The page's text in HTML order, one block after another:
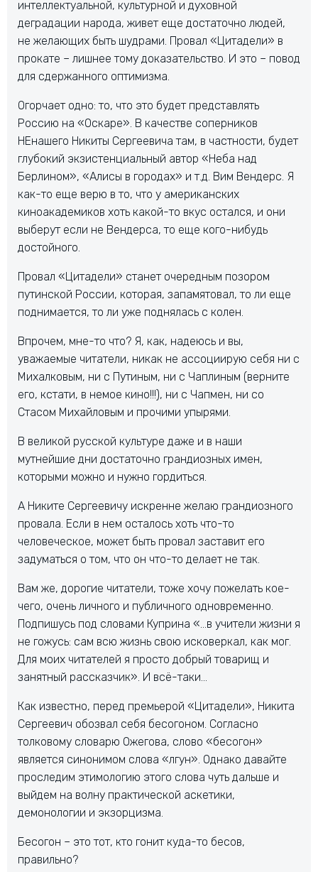
интеллектуальной, культурной и духовной
деградации народа, живет еще достаточно людей,
не желающих быть шудрами. Провал «Цитадели» в
прокате – лишнее тому доказательство. И это – повод
для сдержанного оптимизма.
Огорчает одно: то, что это будет представлять
Россию на «Оскаре». В качестве соперников
НЕнашего Никиты Сергеевича там, в частности, будет
глубокий экзистенциальный автор «Неба над
Берлином», «Алисы в городах» и т.д. Вим Вендерс. Я
как-то еще верю в то, что у американских
киноакадемиков хоть какой-то вкус остался, и они
выберут если не Вендерса, то еще кого-нибудь
достойного.
Провал «Цитадели» станет очередным позором
путинской России, которая, запамятовал, то ли еще
поднимается, то ли уже поднялась с колен.
Впрочем, мне-то что? Я, как, надеюсь и вы,
уважаемые читатели, никак не ассоциирую себя ни с
Михалковым, ни с Путиным, ни с Чаплиным (верните
его, кстати, в немое кино!!!), ни с Чапмен, ни со
Стасом Михайловым и прочими упырями.
В великой русской культуре даже и в наши
мутнейшие дни достаточно грандиозных имен,
которыми можно и нужно гордиться.
А Никите Сергеевичу искренне желаю грандиозного
провала. Если в нем осталось хоть что-то
человеческое, может быть провал заставит его
задуматься о том, что он что-то делает не так.
Вам же, дорогие читатели, тоже хочу пожелать кое-
чего, очень личного и публичного одновременно.
Подпишусь под словами Куприна «…в учители жизни я
не гожусь: сам всю жизнь свою исковеркал, как мог.
Для моих читателей я просто добрый товарищ и
занятный рассказчик». И всё-таки…
Как известно, перед премьерой «Цитадели», Никита
Сергеевич обозвал себя бесогоном. Согласно
толковому словарю Ожегова, слово «бесогон»
является синонимом слова «лгун». Однако давайте
проследим этимологию этого слова чуть дальше и
выйдем на волну практической аскетики,
демонологии и экзорцизма.
Бесогон – это тот, кто гонит куда-то бесов,
правильно?